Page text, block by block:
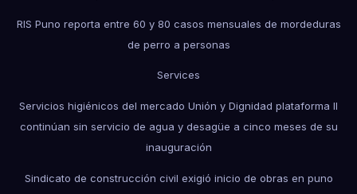
RIS Puno reporta entre 60 y 80 casos mensuales de mordeduras
de perro a personas
Services
Servicios higiénicos del mercado Unión y Dignidad plataforma II
continúan sin servicio de agua y desagüe a cinco meses de su
inauguración
Sindicato de construcción civil exigió inicio de obras en puno